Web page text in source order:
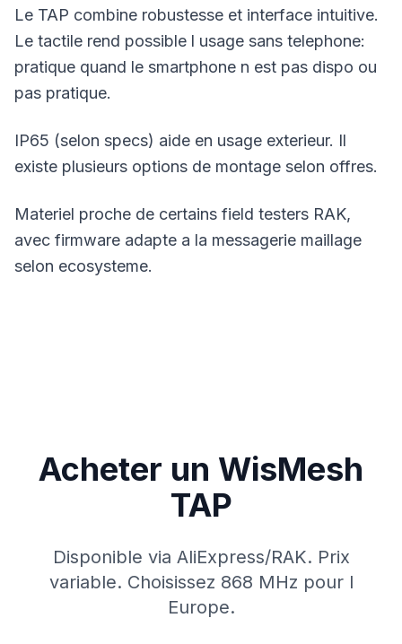
Le TAP combine robustesse et interface intuitive.
Le tactile rend possible l usage sans telephone:
pratique quand le smartphone n est pas dispo ou
pas pratique.
IP65 (selon specs) aide en usage exterieur. Il
existe plusieurs options de montage selon offres.
Materiel proche de certains field testers RAK,
avec firmware adapte a la messagerie maillage
selon ecosysteme.
Acheter un WisMesh
TAP
Disponible via AliExpress/RAK. Prix
variable. Choisissez 868 MHz pour l
Europe.